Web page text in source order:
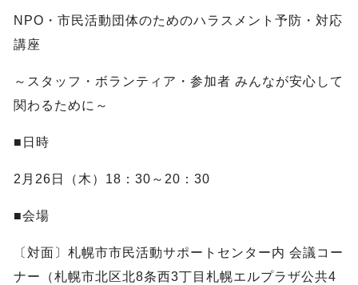
NPO・市民活動団体のためのハラスメント予防・対応
講座
～スタッフ・ボランティア・参加者 みんなが安心して
関わるために～
■日時
2月26日（木）18：30～20：30
■会場
〔対面〕札幌市市民活動サポートセンター内 会議コー
ナー（札幌市北区北8条西3丁目札幌エルプラザ公共4